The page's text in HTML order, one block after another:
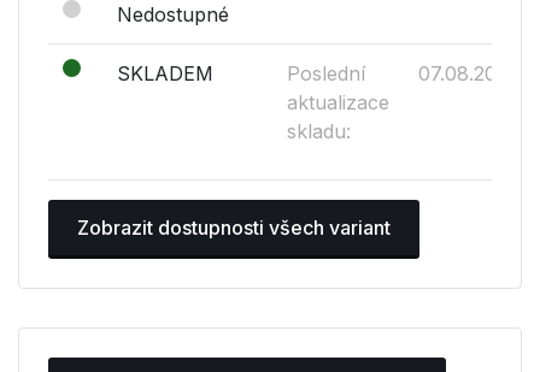
Nedostupné
SKLADEM
Poslední
aktualizace
skladu:
07.08.2026
Zobrazit dostupnosti všech variant